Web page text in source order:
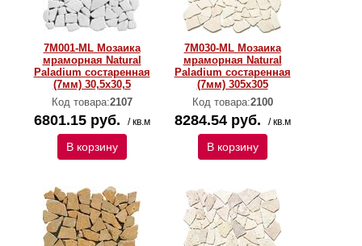
7M001-ML Мозаика
мраморная Natural
Paladium состаренная
(7мм) 30,5x30,5
Код товара:2107
6801.15 руб. / кв.м
В корзину
7M030-ML Мозаика
мраморная Natural
Paladium состаренная
(7мм) 305x305
Код товара:2100
8284.54 руб. / кв.м
В корзину